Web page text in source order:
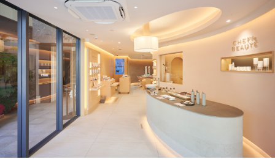
[12星座別] Weekly Holoscope
[12星座別] Monthly Love Holoscope
女神まり愛のタロットメッセージ
算命学がわかる今月のあなた
HEALTH
自分にやさしく
LEARN
知る、考える
MAMA
好
み
の
ハ
ン
ド
ク
リ